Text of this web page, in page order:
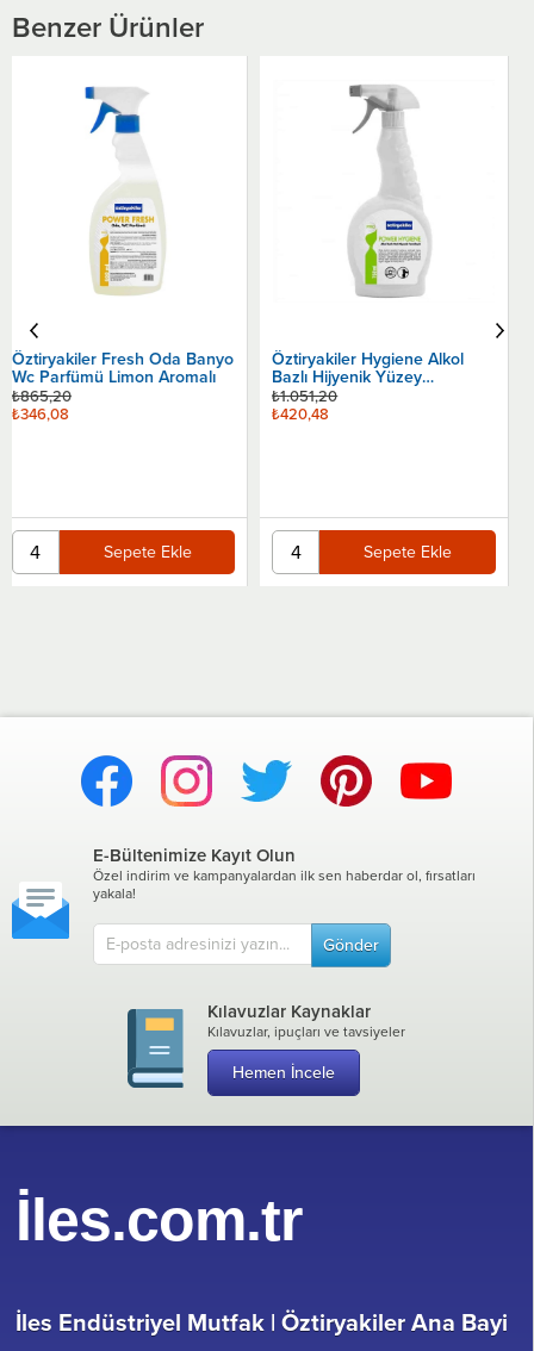
Benzer Ürünler
Öztiryakiler Hygiene Alkol
Bazlı Hijyenik Yüzey
Temizleyici
₺420,48
₺1.051,20
Sepete Ekle
Öztiryakiler İnox Paslanmaz
Çelik Yüzey Temizleyici
₺1.935,60
Sepete Ekle
E-Bültenimize Kayıt Olun
Özel indirim ve kampanyalardan ilk sen haberdar ol, fırsatları
yakala!
Gönder
Kılavuzlar Kaynaklar
Kılavuzlar, ipuçları ve tavsiyeler
Hemen İncele
İles.com.tr
İles Endüstriyel Mutfak |Öztiryakiler Ana Bayi